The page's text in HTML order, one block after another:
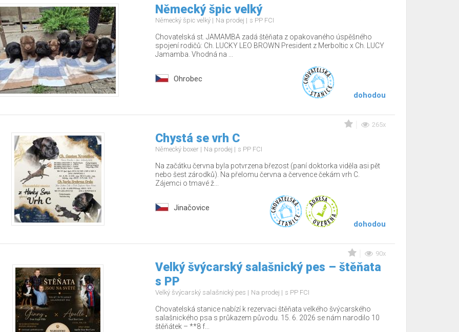
Německý špic velký
Německý špic velký Na prodej s PP FCI
Chovatelská st. JAMAMBA zadá štěňata z opakovaného úspěšného
spojení rodičů: Ch. LUCKY LEO BROWN President z Merboltic x Ch. LUCY
Jamamba. Vhodná na ...
Ohrobec
dohodou
265x
Chystá se vrh C
Německý boxer Na prodej s PP FCI
Na začátku června byla potvrzena březost (paní doktorka viděla asi pět
nebo šest zárodků). Na přelomu června a července čekám vrh C.
Zájemci o tmavé ž...
Jinačovice
dohodou
90x
Velký švýcarský salašnický pes – štěňata
s PP
Velký švýcarský salašnický pes Na prodej s PP FCI
Chovatelská stanice nabízí k rezervaci štěňata velkého švýcarského
salašnického psa s průkazem původu. 15. 6. 2026 se nám narodilo 10
štěňátek – **8 f...